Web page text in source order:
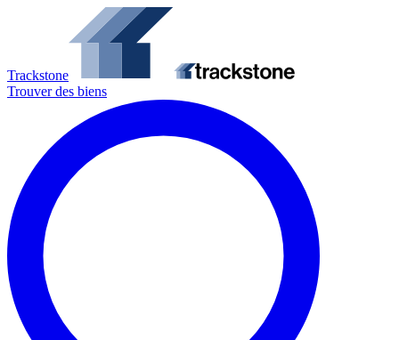
Trackstone
Trouver des biens